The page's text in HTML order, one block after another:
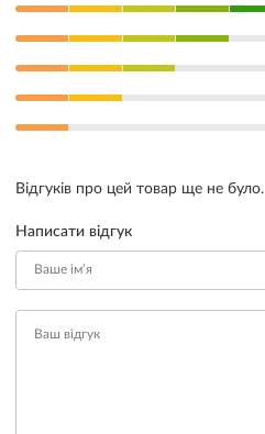
Відгуків про цей товар ще не було.
Написати відгук